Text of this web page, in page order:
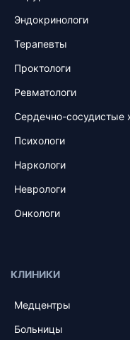
Эндокринологи
Терапевты
Проктологи
Ревматологи
Сердечно-сосудистые
Психологи
Наркологи
Неврологи
Онкологи
КЛИНИКИ
Медцентры
Больницы